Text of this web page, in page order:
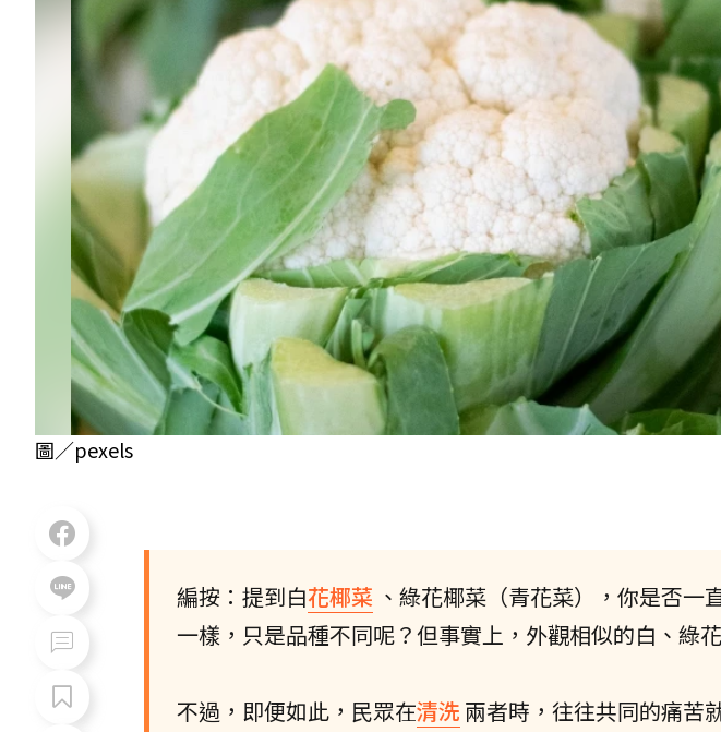
圖／pexels
編按：提到白花椰菜 、綠花椰菜（青花菜），你是否
一樣，只是品種不同呢？但事實上，外觀相似的白、綠
不過，即便如此，民眾在清洗 兩者時，往往共同的痛苦